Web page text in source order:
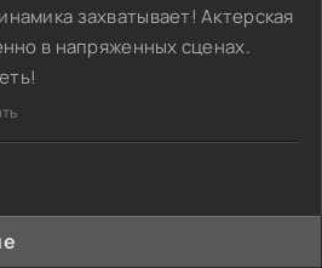
захватывает! Актерская
в напряженных сценах.